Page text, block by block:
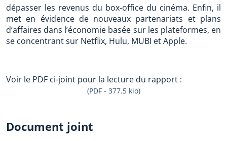
dépasser les revenus du box-office du cinéma. Enfin, il
met en évidence de nouveaux partenariats et plans
d’affaires dans l’économie basée sur les plateformes, en
se concentrant sur Netflix, Hulu, MUBI et Apple.
Voir le PDF ci-joint pour la lecture du rapport :
(PDF - 377.5 kio)
Document joint